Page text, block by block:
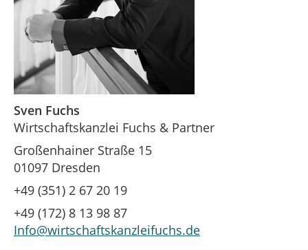
Sven Fuchs
Wirtschaftskanzlei Fuchs & Partner
Großenhainer Straße 15
01097 Dresden
+49 (351) 2 67 20 19
+49 (172) 8 13 98 87
Info@wirtschaftskanzleifuchs.de